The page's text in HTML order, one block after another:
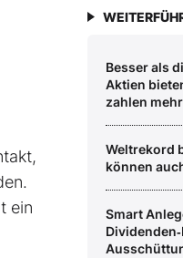
ein
Besser als
Aktien
zahlen
Weltrekord
können
Smart